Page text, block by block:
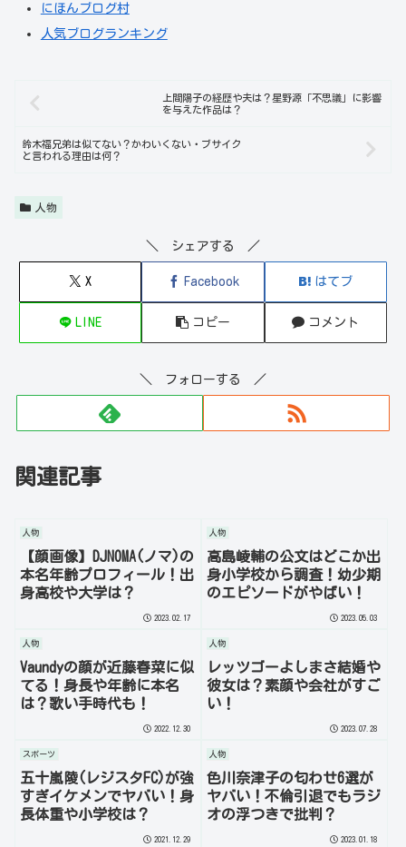
にほんブログ村
人気ブログランキング
上間陽子の経歴や夫は？星野源「不思議」に影響
を与えた作品は？
鈴木福兄弟は似てない？かわいくない・ブサイク
と言われる理由は何？
人物
＼ シェアする ／
X Facebook はてブ
LINE コピー コメント
＼ フォローする ／
関連記事
人物
【顔画像】DJNOMA(ノマ)の
本名年齢プロフィール！出
身高校や大学は？
2023.02.17
人物
高島崚輔の公文はどこか出
身小学校から調査！幼少期
のエピソードがやばい！
2023.05.03
人物
Vaundyの顔が近藤春菜に似
てる！身長や年齢に本名
は？歌い手時代も！
2022.12.30
人物
レッツゴーよしまさ結婚や
彼女は？素顔や会社がすご
い！
2023.07.28
スポーツ
五十嵐陵(レジスタFC)が強
すぎイケメンでヤバい！身
長体重や小学校は？
2021.12.29
人物
色川奈津子の匂わせ6選が
ヤバい！不倫引退でもラジ
オの浮つきで批判？
2023.01.18